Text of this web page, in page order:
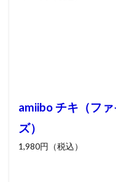
amiibo チキ（フ
ズ）
1,980円（税込）